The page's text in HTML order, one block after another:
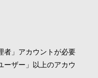
者」アカウントが必要
ーザー」以上のアカウ